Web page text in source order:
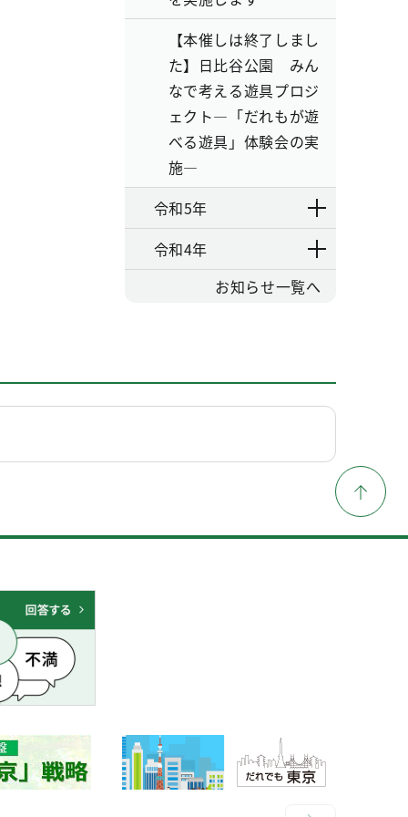
【本催しは終了しまし
た】日比谷公園 みん
なで考える遊具プロジ
ェクト―「だれもが遊
べる遊具」体験会の実
施―
令和5年
令和4年
お知らせ一覧へ